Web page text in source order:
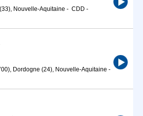
Nouvelle-Aquitaine - CDD -
Dordogne (24), Nouvelle-Aquitaine -